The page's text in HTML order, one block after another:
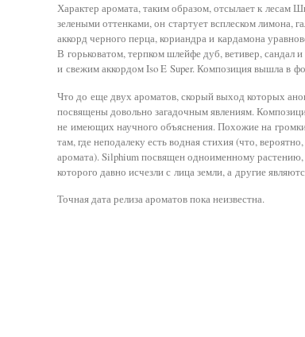
Характер аромата, таким образом, отсылает к
зелеными оттенками, он стартует всплеском лимона,
аккорд черного перца, кориандра и кардамона
В горьковатом, терпком шлейфе дуб, ветивер,
и свежим аккордом Iso E Super. Композиция вышла в
Что до еще двух ароматов, скорый выход которых
посвящены довольно загадочным явлениям.
не имеющих научного объяснения. Похожие на
там, где неподалеку есть водная стихия (что,
аромата). Silphium посвящен одноименному
которого давно исчезли с лица земли, а другие
Точная дата релиза ароматов пока неизвестна.